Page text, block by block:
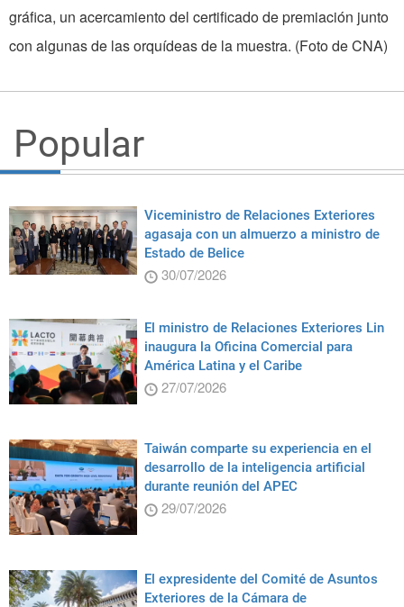
gráfica, un acercamiento del certificado de premiación junto
con algunas de las orquídeas de la muestra. (Foto de CNA)
Popular
Viceministro de Relaciones Exteriores
agasaja con un almuerzo a ministro de
Estado de Belice
30/07/2026
El ministro de Relaciones Exteriores Lin
inaugura la Oficina Comercial para
América Latina y el Caribe
27/07/2026
Taiwán comparte su experiencia en el
desarrollo de la inteligencia artificial
durante reunión del APEC
29/07/2026
El expresidente del Comité de Asuntos
Exteriores de la Cámara de